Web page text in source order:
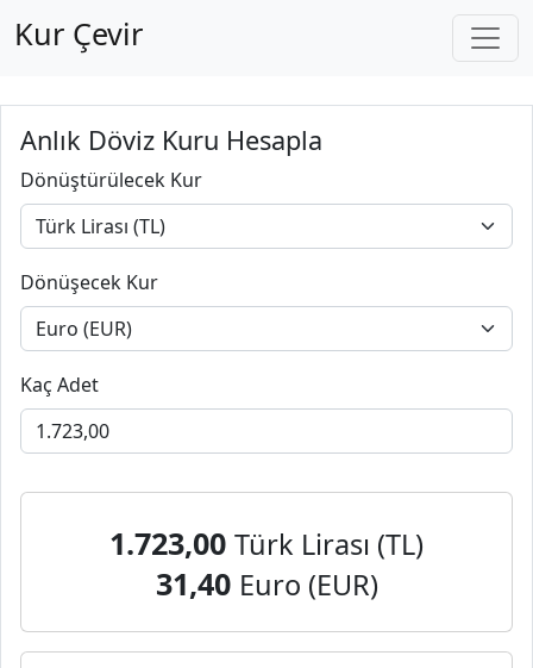
Kur Çevir
Anlık Döviz Kuru Hesapla
Dönüştürülecek Kur
Dönüşecek Kur
Kaç Adet
1.723,00 Türk Lirası (TL)
31,40 Euro (EUR)